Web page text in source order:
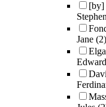
[by]
Jane (2)
Edward